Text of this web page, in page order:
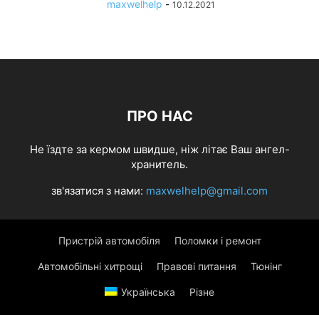
maxwelhelp - 10.12.2021
ПРО НАС
Не їздте за кермом швидше, ніж літає Ваш ангел-
хранитель.
зв'язатися з нами: maxwelhelp@gmail.com
Пристрій автомобіля Поломки і ремонт
Автомобільні хитрощі Правові питання Тюнінг
Українська Різне